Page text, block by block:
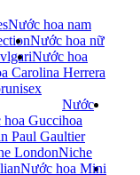
Carolina Herrera
Gucci
Paul Gaultier
London
Nước hoa nam
Nước hoa nữ
Nước hoa
unisex
Nước
hoa
Niche
Nước hoa Mini